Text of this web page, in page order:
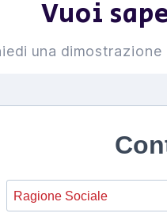
Vuoi
una